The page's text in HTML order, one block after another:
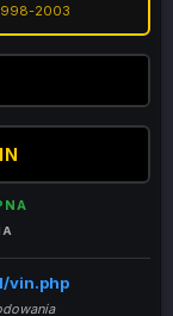
2003
vin.php